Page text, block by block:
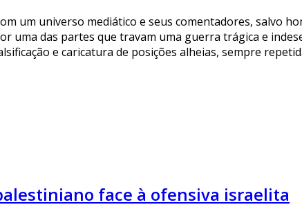
um universo mediático e seus comentadores, salvo
uma das partes que travam uma guerra trágica e
e caricatura de posições alheias, sempre
face à ofensiva israelita